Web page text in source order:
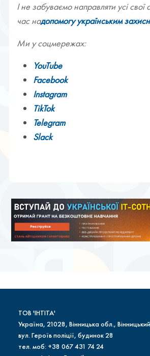
І не забуваємо направляти усі свої
час надопомогу українським
Ми у соцмережах:
YouTube
Facebook
Instagram
TikTok
Telegram
Slack
ТОВ 'ІНТІТА'
Україна, 21028, Вінницька обл.,
вул. Героїв поліції, будинок 28
тел. моб: +38 067 431 74 24